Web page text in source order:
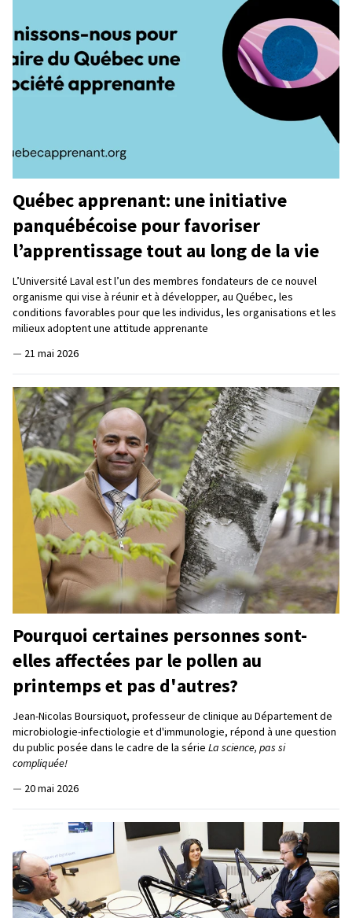
Québec apprenant: une initiative
panquébécoise pour favoriser
l’apprentissage tout au long de la vie
L’Université Laval est l’un des membres fondateurs de ce nouvel
organisme qui vise à réunir et à développer, au Québec, les
conditions favorables pour que les individus, les organisations et les
milieux adoptent une attitude apprenante
— 21 mai 2026
Pourquoi certaines personnes sont-
elles affectées par le pollen au
printemps et pas d'autres?
Jean-Nicolas Boursiquot, professeur de clinique au Département de
microbiologie-infectiologie et d'immunologie, répond à une question
du public posée dans le cadre de la série La science, pas si
compliquée!
— 20 mai 2026